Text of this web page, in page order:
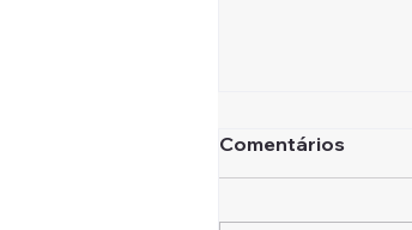
Comentários